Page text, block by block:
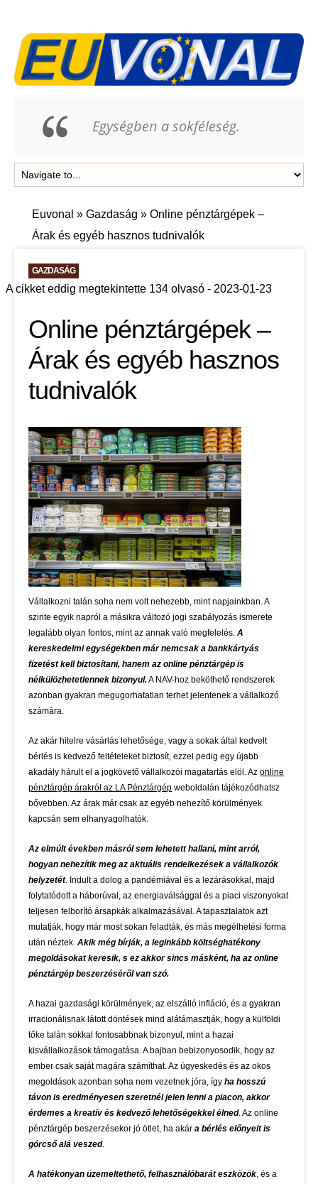
Egységben a sokféleség.
Euvonal » Gazdaság » Online pénztárgépek –
Árak és egyéb hasznos tudnivalók
GAZDASÁG
A cikket eddig megtekintette 134 olvasó - 2023-01-23
Online pénztárgépek –
Árak és egyéb hasznos
tudnivalók
Vállalkozni talán soha nem volt nehezebb, mint napjainkban. A
szinte egyik napról a másikra változó jogi szabályozás ismerete
legalább olyan fontos, mint az annak való megfelelés. A
kereskedelmi egységekben már nemcsak a bankkártyás
fizetést kell biztosítani, hanem az online pénztárgép is
nélkülözhetetlennek bizonyul.A NAV-hoz beköthető rendszerek
azonban gyakran megugorhatatlan terhet jelentenek a vállalkozó
számára.
Az akár hitelre vásárlás lehetősége, vagy a sokak által kedvelt
bérlés is kedvező feltételeket biztosít, ezzel pedig egy újabb
akadály hárult el a jogkövető vállalkozói magatartás elöl. Az online
pénztárgép árakról az LA Pénztárgép weboldalán tájékozódhatsz
bővebben. Az árak már csak az egyéb nehezítő körülmények
kapcsán sem elhanyagolhatók.
Az elmúlt években másról sem lehetett hallani, mint arról,
hogyan nehezítik meg az aktuális rendelkezések a vállalkozók
helyzetét. Indult a dolog a pandémiával és a lezárásokkal, majd
folytatódott a háborúval, az energiaválsággal és a piaci viszonyokat
teljesen felborító ársapkák alkalmazásával. A tapasztalatok azt
mutatják, hogy már most sokan feladták, és más megélhetési forma
után néztek. Akik még bírják, a leginkább költséghatékony
megoldásokat keresik, s ez akkor sincs másként, ha az online
pénztárgép beszerzéséről van szó.
A hazai gazdasági körülmények, az elszálló infláció, és a gyakran
irracionálisnak látott döntések mind alátámasztják, hogy a külföldi
tőke talán sokkal fontosabbnak bizonyul, mint a hazai
kisvállalkozások támogatása. A bajban bebizonyosodik, hogy az
ember csak saját magára számíthat. Az ügyeskedés és az okos
megoldások azonban soha nem vezetnek jóra, így ha hosszú
távon is eredményesen szeretnél jelen lenni a piacon, akkor
érdemes a kreatív és kedvező lehetőségekkel élned. Az online
pénztárgép beszerzésekor jó ötlet, ha akár a bérlés előnyeit is
górcső alá veszed.
A hatékonyan üzemeltethető, felhasználóbarát eszközök, és a